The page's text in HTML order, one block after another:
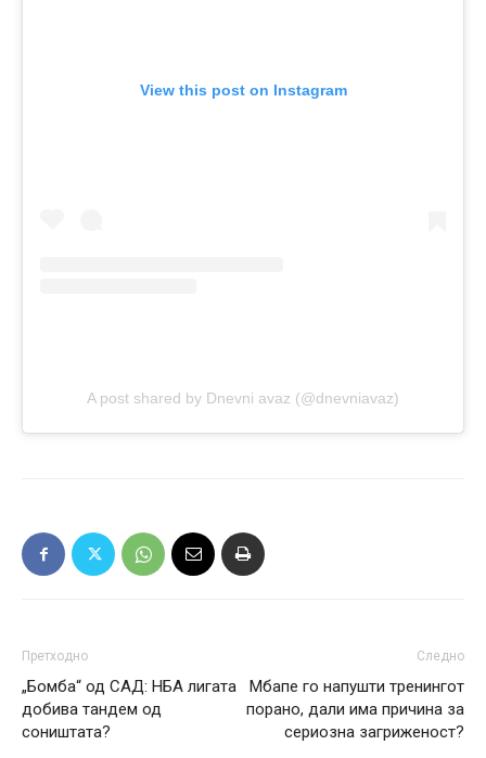
View this post on Instagram
A post shared by Dnevni avaz (@dnevniavaz)
Претходно
„Бомба“ од САД: НБА лигата
добива тандем од
соништата?
Следно
Мбапе го напушти тренингот
порано, дали има причина за
сериозна загриженост?